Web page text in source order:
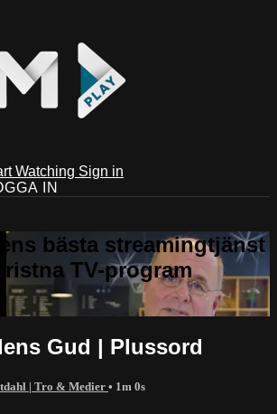
Watching Sign in
Gud | Plussord
| Tro & Medier • 1m 0s